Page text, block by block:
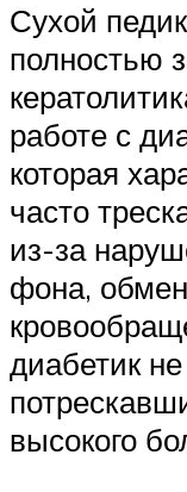
Сухой
полностью
работе с
которая
часто
из-за
фона,
диабетик
высокого